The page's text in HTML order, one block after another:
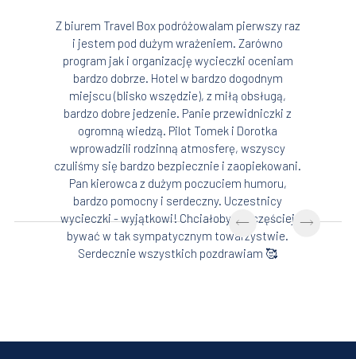
Z biurem Travel Box podróżowalam pierwszy raz
i jestem pod dużym wrażeniem. Zarówno
program jak i organizację wycieczki oceniam
bardzo dobrze. Hotel w bardzo dogodnym
miejscu (blisko wszędzie), z miłą obsługą,
bardzo dobre jedzenie. Panie przewidniczki z
ogromną wiedzą. Pilot Tomek i Dorotka
wprowadzili rodzinną atmosferę, wszyscy
czuliśmy się bardzo bezpiecznie i zaopiekowani.
Pan kierowca z dużym poczuciem humoru,
bardzo pomocny i serdeczny. Uczestnicy
wycieczki - wyjątkowi! Chciałoby się częściej
bywać w tak sympatycznym towarzystwie.
Serdecznie wszystkich pozdrawiam 🥰